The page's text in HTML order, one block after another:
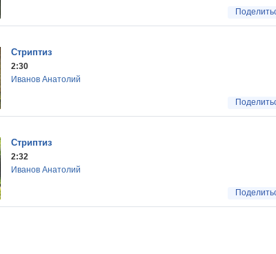
Стриптиз
2:30
Иванов Анатолий
Стриптиз
2:32
Иванов Анатолий